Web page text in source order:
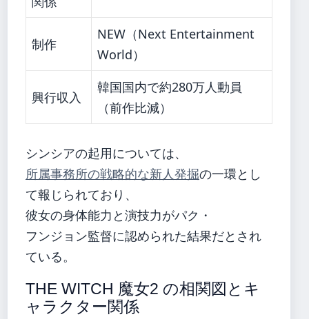
制作
NEW（Next Entertainment
World）
興行収入
韓国国内で約280万人動員
（前作比減）
シンシアの起用については、
所属事務所の戦略的な新人発掘の一環とし
て報じられており、
彼女の身体能力と演技力がパク・
フンジョン監督に認められた結果だとされ
ている。
THE WITCH 魔女2 の相関図とキ
ャラクター関係